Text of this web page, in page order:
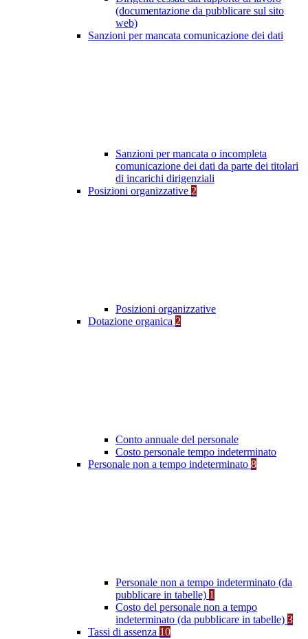
(documentazione da pubblicare sul sito
web)
Sanzioni per mancata comunicazione dei dati
Sanzioni per mancata o incompleta
comunicazione dei dati da parte dei titolari
di incarichi dirigenziali
Posizioni organizzative 2
Posizioni organizzative
Dotazione organica 2
Conto annuale del personale
Costo personale tempo indeterminato
Personale non a tempo indeterminato 8
Personale non a tempo indeterminato (da
pubblicare in tabelle) 1
Costo del personale non a tempo
indeterminato (da pubblicare in tabelle) 3
Tassi di assenza 10